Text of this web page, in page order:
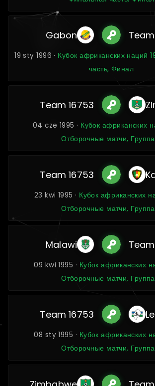
Gabon
19 sty 1996 · Кубок африканских наций
часть, Финал
Team 16753
04 cze 1995 · Кубок африканских
Отборочные матчи,
Team 16753
23 kwi 1995 · Кубок африканских
Отборочные матчи,
Malawi
09 kwi 1995 · Кубок африканских
Отборочные матчи,
Team 16753
08 sty 1995 · Кубок африканских
Отборочные матчи,